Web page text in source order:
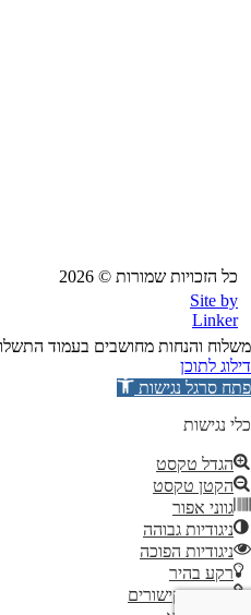
כל הזכויות שמורות © 2026
Site by
Linker
משלוח והנחות מחושבים בעמוד
דילוג לתוכן
פתח סרגל נגישות
כלי נגישות
הגדל טקסט
הקטן טקסט
גווני אפור
ניגודיות גבוהה
ניגודיות הפוכה
רקע בהיר
הדגשת קישורים